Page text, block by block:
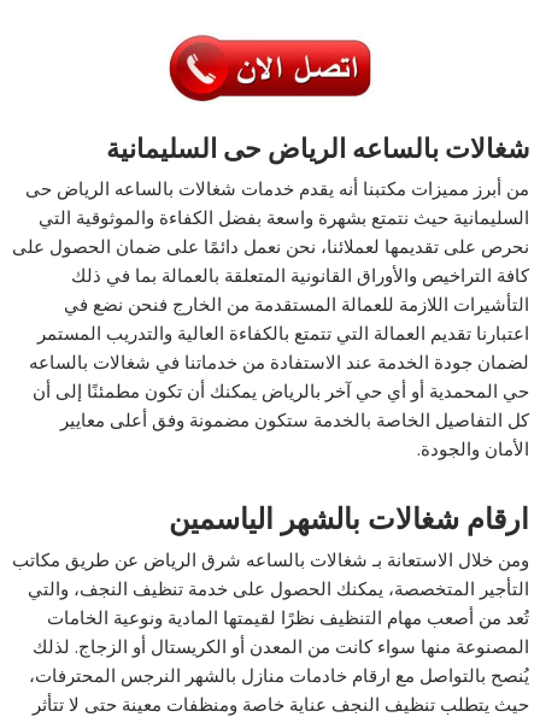
شغالات بالساعه الرياض حى السليمانية
من أبرز مميزات مكتبنا أنه يقدم خدمات شغالات بالساعه الرياض حى
السليمانية حيث نتمتع بشهرة واسعة بفضل الكفاءة والموثوقية التي
نحرص على تقديمها لعملائنا، نحن نعمل دائمًا على ضمان الحصول على
كافة التراخيص والأوراق القانونية المتعلقة بالعمالة بما في ذلك
التأشيرات اللازمة للعمالة المستقدمة من الخارج فنحن نضع في
اعتبارنا تقديم العمالة التي تتمتع بالكفاءة العالية والتدريب المستمر
لضمان جودة الخدمة عند الاستفادة من خدماتنا في شغالات بالساعه
حي المحمدية أو أي حي آخر بالرياض يمكنك أن تكون مطمئنًا إلى أن
كل التفاصيل الخاصة بالخدمة ستكون مضمونة وفق أعلى معايير
الأمان والجودة.
ارقام شغالات بالشهر الياسمين
ومن خلال الاستعانة بـ شغالات بالساعه شرق الرياض عن طريق مكاتب
التأجير المتخصصة، يمكنك الحصول على خدمة تنظيف النجف، والتي
تُعد من أصعب مهام التنظيف نظرًا لقيمتها المادية ونوعية الخامات
المصنوعة منها سواء كانت من المعدن أو الكريستال أو الزجاج. لذلك
يُنصح بالتواصل مع ارقام خادمات منازل بالشهر النرجس المحترفات،
حيث يتطلب تنظيف النجف عناية خاصة ومنظفات معينة حتى لا تتأثر